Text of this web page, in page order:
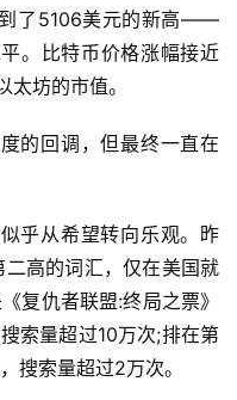
了5106美元的新高——
。比特币价格涨幅接近
坊的市值。
的回调，但最终一直在
乎从希望转向乐观。昨
二高的词汇，仅在美国就
复仇者联盟:终局之票》
索量超过10万次;排在第
搜索量超过2万次。